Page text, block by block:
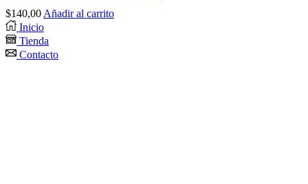
$140,00 Añadir al carrito
Inicio
Tienda
Contacto